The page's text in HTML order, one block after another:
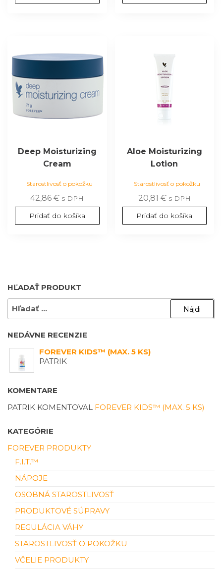
Deep Moisturizing
Cream
Starostlivosť o pokožku
42,86€ s DPH
Pridať do košíka
Aloe Moisturizing
Lotion
Starostlivosť o pokožku
20,81 € s DPH
Pridať do košíka
HĽADAŤ PRODUKT
HĽADAŤ:
NEDÁVNE RECENZIE
FOREVER KIDS™ (MAX. 5 KS)
PATRIK
KOMENTARE
PATRIK KOMENTOVAL FOREVER KIDS™ (MAX. 5 KS)
KATEGÓRIE
FOREVER PRODUKTY
F.I.T.™
NÁPOJE
OSOBNÁ STAROSTLIVOSŤ
PRODUKTOVÉ SÚPRAVY
REGULÁCIA VÁHY
STAROSTLIVOSŤ O POKOŽKU
VČELIE PRODUKTY